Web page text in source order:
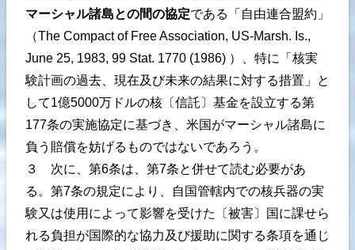
マーシャル諸島との間の協定である「自由連合盟約」
（The Compact of Free Association, US-Marsh. Is.,
June 25, 1983, 99 Stat. 1770 (1986) ）、特に「核実
験計画の過去、現在及び未来の結果に対する措置」と
して1億5000万ドルの核〔信託〕基金を設立する第
177条の実施協定に基づき、米国がマーシャル諸島に
負う賠償を妨げるものではないであろう。
３ 次に、第6条は、第7条と併せて読む必要があ
る。第7条の規定により、自国管轄内での核兵器の実
験又は使用によって影響を受けた〔被害〕国に課せら
れる負担が国際的な協力及び援助に関する条項を通じ